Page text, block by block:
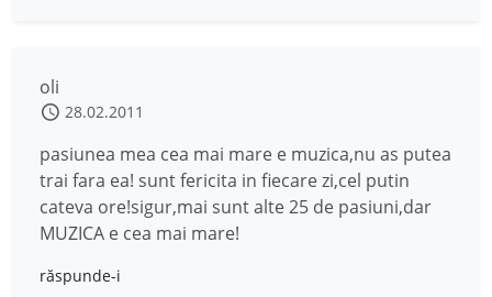
oli
28.02.2011
pasiunea mea cea mai mare e muzica,nu as putea
trai fara ea! sunt fericita in fiecare zi,cel putin
cateva ore!sigur,mai sunt alte 25 de pasiuni,dar
MUZICA e cea mai mare!
răspunde-i